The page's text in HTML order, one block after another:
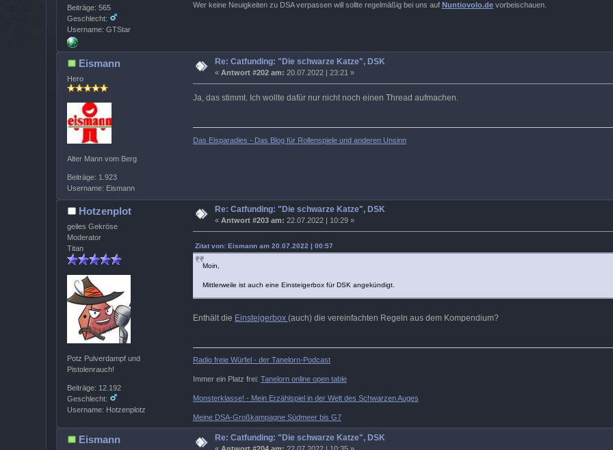
Beiträge: 565
Geschlecht:
Username: GTStar
Wer keine Neuigkeiten zu DSA verpassen will sollte regelmäßig bei uns auf Nuntiovolo.devorbeischauen.
Eismann
Hero
Alter Mann vom Berg
Beiträge: 1.923
Username: Eismann
Re: Catfunding: "Die schwarze Katze", DSK
«Antwort #202 am: 20.07.2022 | 23:21 »
Ja, das stimmt. Ich wollte dafür nur nicht noch einen Thread aufmachen.
Das Eisparadies - Das Blog für Rollenspiele und anderen Unsinn
Hotzenplot
geiles Gekröse
Moderator
Titan
Potz Pulverdampf und
Pistolenrauch!
Beiträge: 12.192
Geschlecht:
Username: Hotzenplotz
Re: Catfunding: "Die schwarze Katze", DSK
«Antwort #203 am: 22.07.2022 | 10:29 »
Zitat von: Eismann am 20.07.2022 | 00:57
Moin,
Mittlerweile ist auch eine Einsteigerbox für DSK angekündigt.
Enthält die Einsteigerbox (auch) die vereinfachten Regeln aus dem Kompendium?
Radio freie Würfel - der Tanelorn-Podcast
Immer ein Platz frei: Tanelorn online open table
Monsterklasse! - Mein Erzählspiel in der Welt des Schwarzen Auges
Meine DSA-Großkampagne Südmeer bis G7
Eismann Re: Catfunding: "Die schwarze Katze", DSK